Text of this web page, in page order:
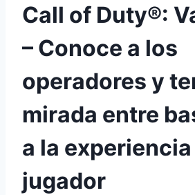
Call of Duty®:
– Conoce a los
operadores y
mirada entre
a la
jugador